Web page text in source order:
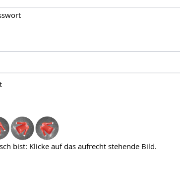
bist: Klicke auf das aufrecht stehende Bild.